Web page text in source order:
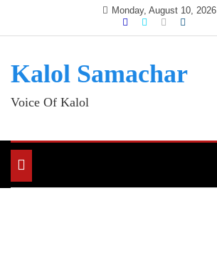
Monday, August 10, 2026
Kalol Samachar
Voice Of Kalol
Toggle
navigation